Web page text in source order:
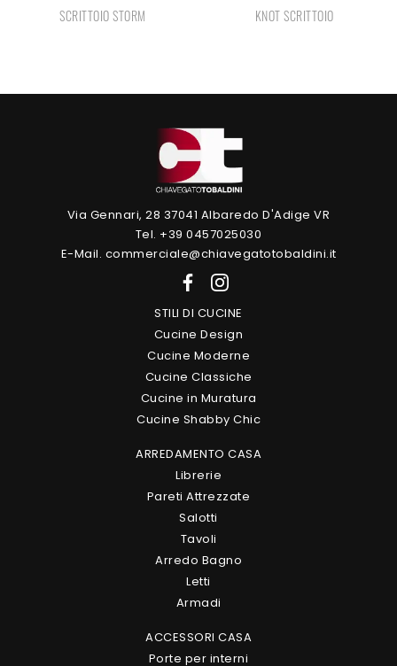
SCRITTOIO STORM KNOT SCRITTOIO
Via Gennari, 28 37041 Albaredo D'Adige VR
Tel. +39 0457025030
E-Mail. commerciale@chiavegatotobaldini.it
STILI DI CUCINE
Cucine Design
Cucine Moderne
Cucine Classiche
Cucine in Muratura
Cucine Shabby Chic
ARREDAMENTO CASA
Librerie
Pareti Attrezzate
Salotti
Tavoli
Arredo Bagno
Letti
Armadi
ACCESSORI CASA
Porte per interni